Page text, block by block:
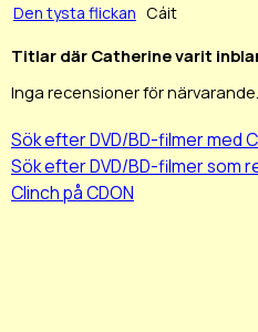
Den tysta flickan Cáit
Titlar där Catherine varit
Inga recensioner för närvarande.
Sök efter DVD/BD-filmer med
Sök efter DVD/BD-filmer som
Clinch på CDON